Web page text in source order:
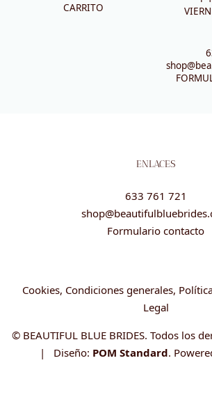
CARRITO
ENLACES
633 761 721
Formulario contacto
Cookies, Condiciones generales,
Legal
© BEAUTIFUL BLUE BRIDES. Todos los
| Diseño: POM Standard.